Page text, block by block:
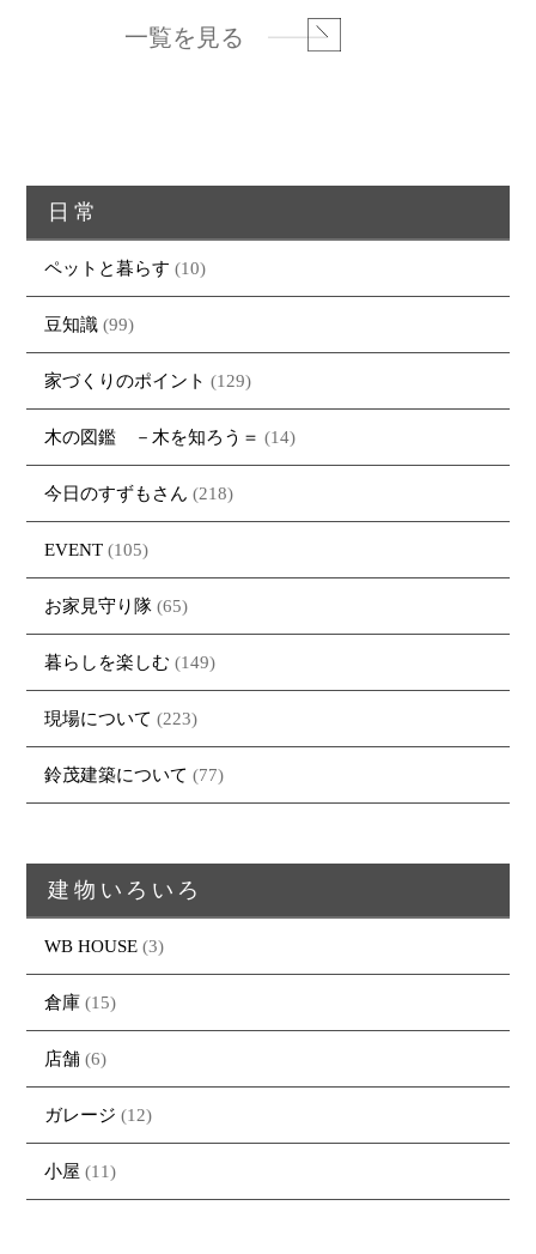
一覧を見る
日常
ペットと暮らす (10)
豆知識 (99)
家づくりのポイント (129)
木の図鑑 －木を知ろう＝ (14)
今日のすずもさん (218)
EVENT (105)
お家見守り隊 (65)
暮らしを楽しむ (149)
現場について (223)
鈴茂建築について (77)
建物いろいろ
WB HOUSE (3)
倉庫 (15)
店舗 (6)
ガレージ (12)
小屋 (11)